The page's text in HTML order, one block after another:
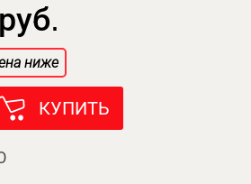
ниже
КУПИТЬ